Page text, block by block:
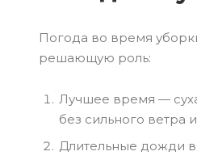
Погода во время
решающую роль:
Лучшее время —
без сильного ветра
Длительные дожди